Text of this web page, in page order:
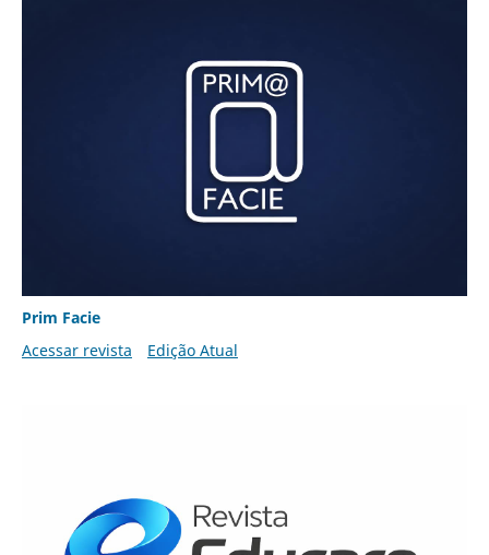
Prim Facie
Acessar revista
Edição Atual